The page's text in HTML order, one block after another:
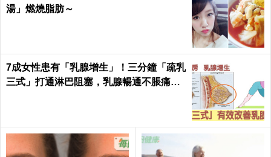
湯」燃燒脂肪～
7成女性患有「乳腺增生」！三分鐘「疏乳
三式」打通淋巴阻塞，乳腺暢通不脹痛｜